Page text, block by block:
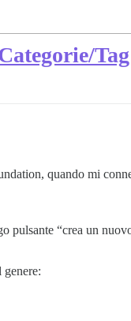
quando mi
pulsante “crea un